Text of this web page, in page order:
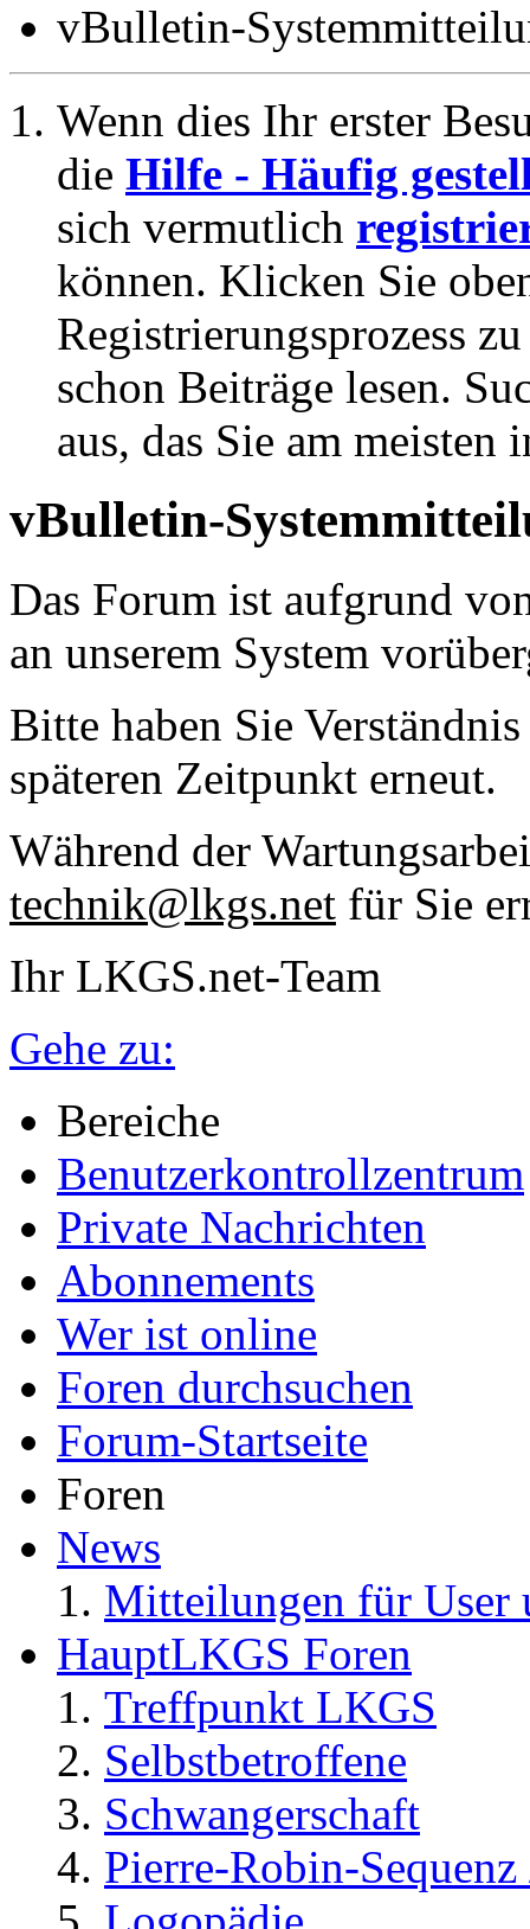
vBulletin-
Wenn dies Ihr erster
die Hilfe - Häufig
sich vermutlich
können. Klicken Sie
Registrierungsprozess
schon Beiträge lesen.
aus, das Sie am meisten
vBulletin-
Das Forum ist aufgrund
an unserem System
Bitte haben Sie
späteren Zeitpunkt erneut.
Während der
technik@lkgs.net für Sie
Ihr LKGS.net-Team
Gehe zu:
Bereiche
Benutzerkontrollzentrum
Private Nachrichten
Abonnements
Wer ist online
Foren durchsuchen
Forum-Startseite
Foren
News
Mitteilungen für User
HauptLKGS Foren
Treffpunkt LKGS
Selbstbetroffene
Schwangerschaft
Pierre-Robin-